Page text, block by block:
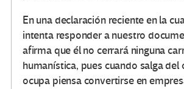
En una declaración reciente en la
intenta responder a nuestro
afirma que él no cerrará ninguna
humanística, pues cuando salga del
ocupa piensa convertirse en